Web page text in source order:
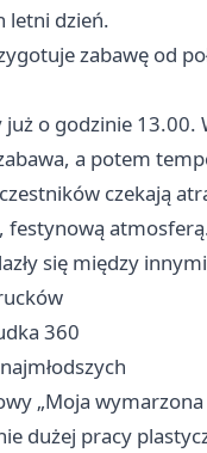
letni dzień.
zabawę od
o godzinie 13.00.
a potem
czekają
festynową
się między
360
„Moja wymarzona
dużej pracy